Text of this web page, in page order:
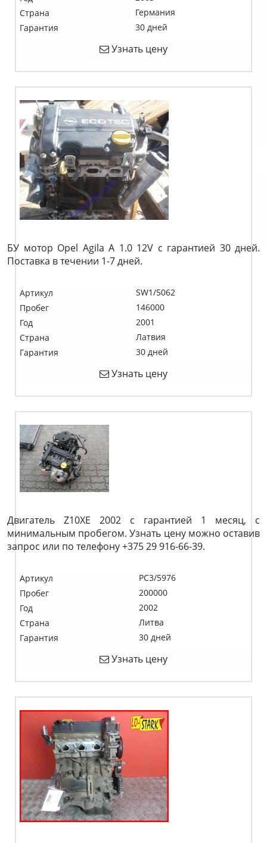
Страна
Германия
Гарантия
30 дней
Узнать цену
БУ мотор Opel Agila A 1.0 12V c гарантией 30 дней.
Поставка в течении 1-7 дней.
Артикул
SW1/5062
Пробег
146000
Год
2001
Страна
Латвия
Гарантия
30 дней
Узнать цену
Двигатель Z10XE 2002 с гарантией 1 месяц, с
минимальным пробегом. Узнать цену можно оставив
запрос или по телефону +375 29 916-66-39.
Артикул
PC3/5976
Пробег
200000
Год
2002
Страна
Литва
Гарантия
30 дней
Узнать цену